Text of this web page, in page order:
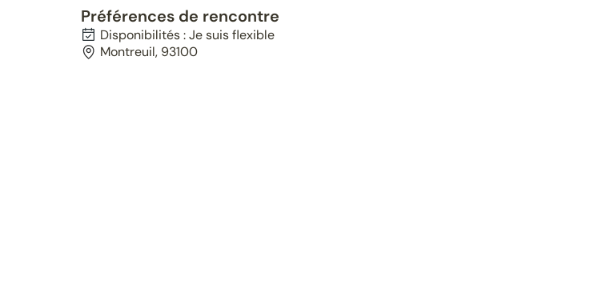
Préférences de rencontre
Disponibilités : Je suis flexible
Montreuil, 93100